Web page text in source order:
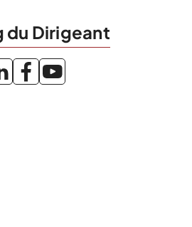
du Dirigeant